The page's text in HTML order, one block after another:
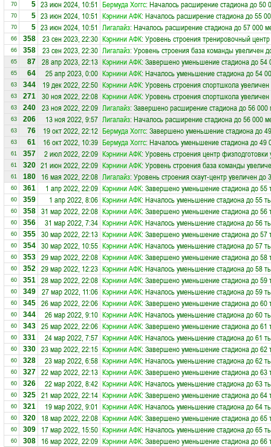
70 5 23 июн 2024, 10:51 Бермуда Хоггс: Началось расширение стадиона до 50
70 5 23 июн 2024, 10:51 Кэрнини АФК: Началось расширение стадиона до 55
70 5 23 июн 2024, 10:51 Лигалайз: Началось расширение стадиона до 57 000
66 358 23 сен 2023, 22:30 Кэрнини АФК: Уровень строения тренировочный
66 358 23 сен 2023, 22:30 Лигалайз: Уровень строения база команды увеличен
65 87 28 апр 2023, 22:13 Кэрнини АФК: Завершено уменьшение стадиона до 54
65 64 25 апр 2023, 0:00 Кэрнини АФК: Началось уменьшение стадиона до 54
63 344 19 дек 2022, 22:50 Кэрнини АФК: Уровень строения спортшкола
63 271 30 ноя 2022, 22:08 Кэрнини АФК: Уровень строения спортшкола
63 240 23 ноя 2022, 22:09 Лигалайз: Завершено расширение стадиона до 56 000
63 206 13 ноя 2022, 9:57 Лигалайз: Началось расширение стадиона до 56 000
63 76 19 окт 2022, 22:12 Бермуда Хоггс: Завершено уменьшение стадиона до
63 61 16 окт 2022, 10:39 Бермуда Хоггс: Началось уменьшение стадиона до 49
61 357 2 июл 2022, 22:09 Кэрнини АФК: Уровень строения центр
61 320 21 июн 2022, 22:09 Кэрнини АФК: Уровень строения база команды
61 180 16 мая 2022, 22:08 Лигалайз: Уровень строения скаут-центр увеличен до
60 361 1 апр 2022, 22:09 Кэрнини АФК: Завершено уменьшение стадиона до 55
60 359 1 апр 2022, 8:06 Кэрнини АФК: Началось уменьшение стадиона до 55
60 358 31 мар 2022, 22:08 Кэрнини АФК: Завершено уменьшение стадиона до 56
60 356 31 мар 2022, 7:34 Кэрнини АФК: Началось уменьшение стадиона до 56
60 355 30 мар 2022, 22:13 Кэрнини АФК: Завершено уменьшение стадиона до 57
60 354 30 мар 2022, 10:55 Кэрнини АФК: Началось уменьшение стадиона до 57
60 353 29 мар 2022, 22:08 Кэрнини АФК: Завершено уменьшение стадиона до 58
60 352 29 мар 2022, 12:23 Кэрнини АФК: Началось уменьшение стадиона до 58
60 351 28 мар 2022, 22:08 Кэрнини АФК: Завершено уменьшение стадиона до 59
60 349 27 мар 2022, 11:06 Кэрнини АФК: Началось уменьшение стадиона до 59
60 345 26 мар 2022, 22:06 Кэрнини АФК: Завершено уменьшение стадиона до 60
60 344 26 мар 2022, 9:10 Кэрнини АФК: Началось уменьшение стадиона до 60
60 343 25 мар 2022, 22:06 Кэрнини АФК: Завершено уменьшение стадиона до 61
60 331 24 мар 2022, 7:57 Кэрнини АФК: Началось уменьшение стадиона до 61
60 330 23 мар 2022, 22:15 Кэрнини АФК: Завершено уменьшение стадиона до 62
60 328 23 мар 2022, 6:58 Кэрнини АФК: Началось уменьшение стадиона до 62
60 327 22 мар 2022, 22:13 Кэрнини АФК: Завершено уменьшение стадиона до 63
60 326 22 мар 2022, 8:42 Кэрнини АФК: Началось уменьшение стадиона до 63
60 325 21 мар 2022, 22:14 Кэрнини АФК: Завершено уменьшение стадиона до 64
60 321 19 мар 2022, 9:01 Кэрнини АФК: Началось уменьшение стадиона до 64
60 320 18 мар 2022, 22:08 Кэрнини АФК: Завершено уменьшение стадиона до 65
60 309 17 мар 2022, 15:50 Кэрнини АФК: Началось уменьшение стадиона до 65
60 308 16 мар 2022, 22:09 Кэрнини АФК: Завершено уменьшение стадиона до 66